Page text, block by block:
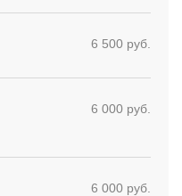
6 500 руб.
6 000 руб.
6 000 руб.